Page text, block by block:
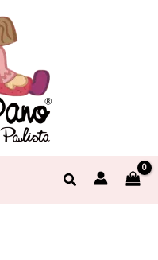
Pesquisar